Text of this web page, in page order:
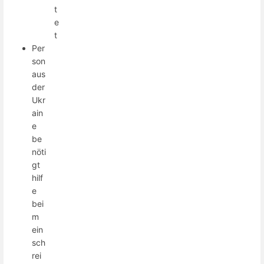
t
e
t
Per
son
aus
der
Ukr
ain
e
be
nöti
gt
hilf
e
bei
m
ein
sch
rei